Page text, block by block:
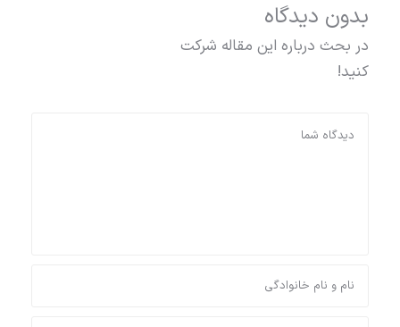
بدون دیدگاه
در بحث درباره این مقاله شرکت
کنید!